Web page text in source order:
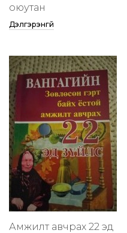
оюутан
Дэлгэрэнгүй
Амжилт авчрах 22 эд